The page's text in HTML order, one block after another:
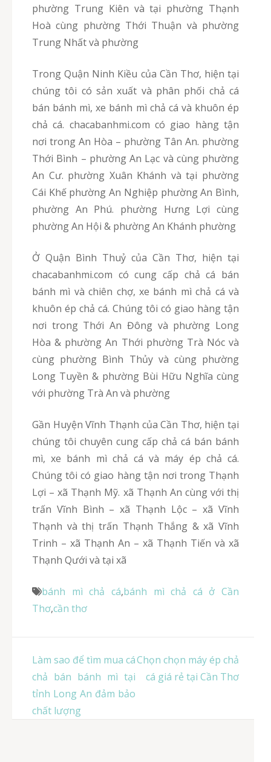
phường Trung Kiên và tại phường Thạnh
Hoà cùng phường Thới Thuận và phường
Trung Nhất và phường
Trong Quận Ninh Kiều của Cần Thơ, hiện tại
chúng tôi có sản xuất và phân phối chả cá
bán bánh mì, xe bánh mì chả cá và khuôn ép
chả cá. chacabanhmi.com có giao hàng tận
nơi trong An Hòa – phường Tân An. phường
Thới Bình – phường An Lạc và cùng phường
An Cư. phường Xuân Khánh và tại phường
Cái Khế phường An Nghiệp phường An Bình,
phường An Phú. phường Hưng Lợi cùng
phường An Hội & phường An Khánh phường
Ở Quận Bình Thuỷ của Cần Thơ, hiện tại
chacabanhmi.com có cung cấp chả cá bán
bánh mì và chiên chợ, xe bánh mì chả cá và
khuôn ép chả cá. Chúng tôi có giao hàng tận
nơi trong Thới An Đông và phường Long
Hòa & phường An Thới phường Trà Nóc và
cùng phường Bình Thủy và cùng phường
Long Tuyền & phường Bùi Hữu Nghĩa cùng
với phường Trà An và phường
Gần Huyện Vĩnh Thạnh của Cần Thơ, hiện tại
chúng tôi chuyên cung cấp chả cá bán bánh
mì, xe bánh mì chả cá và máy ép chả cá.
Chúng tôi có giao hàng tận nơi trong Thạnh
Lợi – xã Thạnh Mỹ. xã Thạnh An cùng với thị
trấn Vĩnh Bình – xã Thạnh Lộc – xã Vĩnh
Thạnh và thị trấn Thạnh Thắng & xã Vĩnh
Trinh – xã Thạnh An – xã Thạnh Tiến và xã
Thạnh Qưới và tại xã
bánh mì chả cá,bánh mì chả cá ở Cần
Thơ,cần thơ
Điều
hướng
bài
viết
Làm sao để tìm mua cá
chả bán bánh mì tại
tỉnh Long An đảm bảo
chất lượng
Chọn chọn máy ép chả
cá giá rẻ tại Cần Thơ